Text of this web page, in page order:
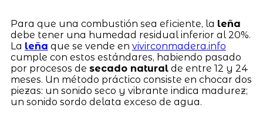
Para que una combustión sea eficiente, la leña
debe tener una humedad residual inferior al 20%.
La leña que se vende en vivirconmadera.info
cumple con estos estándares, habiendo pasado
por procesos de secado naturalde entre 12 y 24
meses. Un método práctico consiste en chocar dos
piezas: un sonido seco y vibrante indica madurez;
un sonido sordo delata exceso de agua.